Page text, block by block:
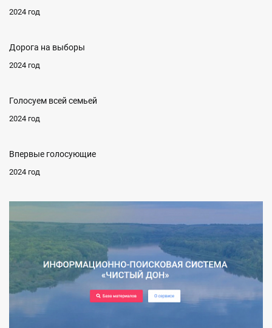
2024 год
Дорога на выборы
2024 год
Голосуем всей семьей
2024 год
Впервые голосующие
2024 год